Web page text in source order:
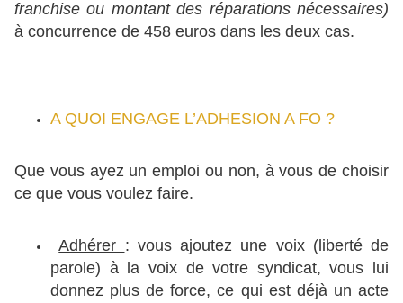
franchise ou montant des réparations nécessaires)
à concurrence de 458 euros dans les deux cas.
A QUOI ENGAGE L’ADHESION A FO ?
Que vous ayez un emploi ou non, à vous de choisir
ce que vous voulez faire.
Adhérer : vous ajoutez une voix (liberté de
parole) à la voix de votre syndicat, vous lui
donnez plus de force, ce qui est déjà un acte